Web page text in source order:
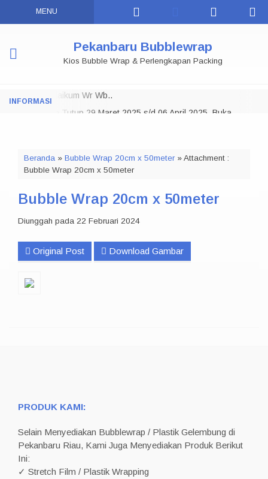
MENU
Pekanbaru Bubblewrap
Kios Bubble Wrap & Perlengkapan Packing
Assalamu 'alaikum Wr Wb..
Toko Tutup 29 Maret 2025 s/d 06 April 2025, Buka
Kami menyediakan Bubble wrap di Pekanbaru dalam berbagai
ukuran, Kami juga menyediakan Lakban Daimaru, Lakban Fragile
Kardus Packing dan berbagai macam kebutuhan Packaging
Bisa Datang Langsung ke Toko Offline Kami Dan Juga Bisa Kirim
ke Seluruh Riau dan Sekitarnya, Terimakasih...
Beranda » Bubble Wrap 20cm x 50meter» Attachment :
Bubble Wrap 20cm x 50meter
Bubble Wrap 20cm x 50meter
Diunggah pada 22 Februari 2024
Original Post Download Gambar
PRODUK KAMI:
Selain Menyediakan Bubblewrap / Plastik Gelembung di
Pekanbaru Riau, Kami Juga Menyediakan Produk Berikut
Ini:
✓ Stretch Film / Plastik Wrapping